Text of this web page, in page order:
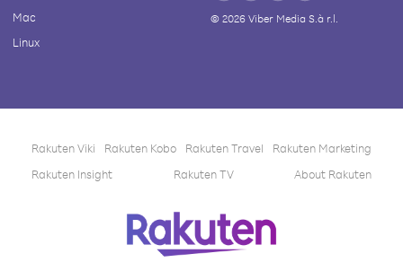
Mac
Linux
© 2026Viber Media S.à r.l.
Rakuten Viki Rakuten Kobo Rakuten Travel
Rakuten Marketing
Rakuten Insight
Rakuten TV About Rakuten